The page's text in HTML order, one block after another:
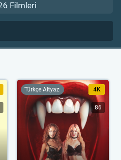
Filmleri
Türkçe Altyazı 4K
86